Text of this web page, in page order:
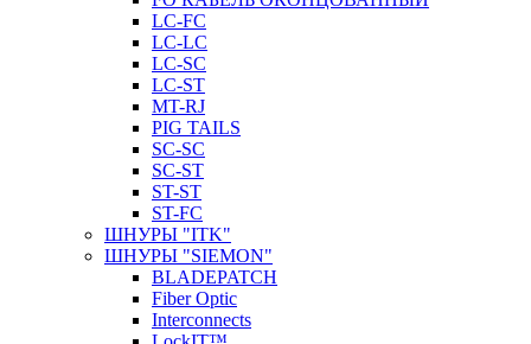
LC-FC
LC-LC
LC-SC
LС-ST
MT-RJ
PIG TAILS
SC-SC
SC-ST
ST-ST
ST-FC
ШНУРЫ "ITK"
ШНУРЫ "SIEMON"
BLADEPATCH
Fiber Optic
Interconnects